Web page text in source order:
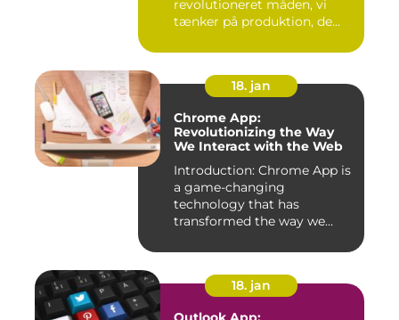
revolutioneret måden, vi
tænker på produktion, de...
18. jan
Chrome App:
Revolutionizing the Way
We Interact with the Web
Introduction: Chrome App is
a game-changing
technology that has
transformed the way we
18. jan